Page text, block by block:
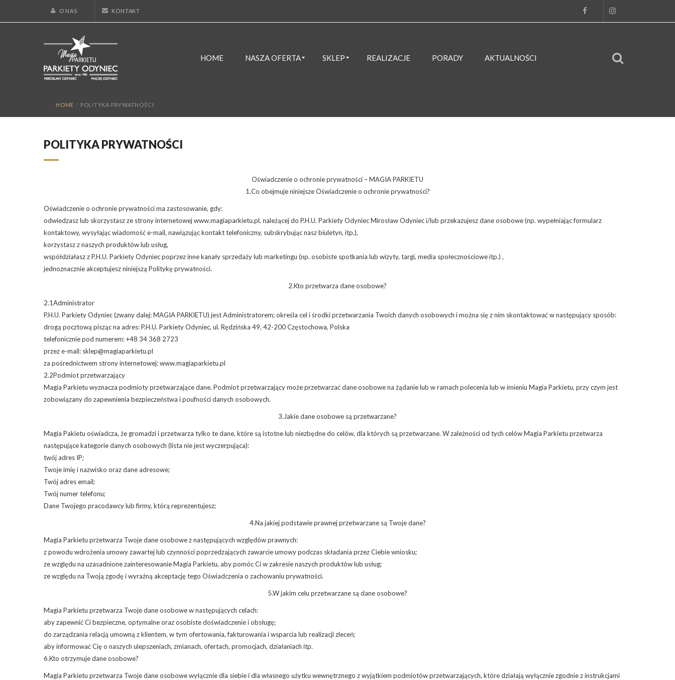
O NAS KONTAKT
HOME NASZA OFERTA SKLEP REALIZACJE PORADY AKTUALNOŚCI
HOME / POLITYKA PRYWATNOŚCI
POLITYKA PRYWATNOŚCI
Oświadczenie o ochronie prywatności – MAGIA PARKIETU
1.Co obejmuje niniejsze Oświadczenie o ochronie prywatności?
Oświadczenie o ochronie prywatności ma zastosowanie, gdy:
odwiedzasz lub skorzystasz ze strony internetowej www.magiaparkietu.pl, należącej do P.H.U. Parkiety Odyniec Mirosław Odyniec i/lub przekazujesz dane osobowe (np. wypełniając formularz
kontaktowy, wysyłając wiadomość e-mail, nawiązując kontakt telefoniczny, subskrybując nasz biuletyn, itp.),
korzystasz z naszych produktów lub usług,
współdziałasz z P.H.U. Parkiety Odyniec poprzez inne kanały sprzedaży lub marketingu (np. osobiste spotkania lub wizyty, targi, media społecznościowe itp.) ,
jednoznacznie akceptujesz niniejszą Politykę prywatności.
2.Kto przetwarza dane osobowe?
2.1Administrator
P.H.U. Parkiety Odyniec (zwany dalej: MAGIA PARKIETU) jest Administratorem; określa cel i środki przetwarzania Twoich danych osobowych i można się z nim skontaktować w następujący sposób:
drogą pocztową pisząc na adres: P.H.U. Parkiety Odyniec, ul. Rędzińska 49, 42-200 Częstochowa, Polska
telefonicznie pod numerem: +48 34 368 2723
przez e-mail: sklep@magiaparkietu.pl
za pośrednictwem strony internetowej: www.magiaparkietu.pl
2.2Podmiot przetwarzający
Magia Parkietu wyznacza podmioty przetwarzające dane. Podmiot przetwarzający może przetwarzać dane osobowe na żądanie lub w ramach polecenia lub w imieniu Magia Parkietu, przy czym jest
zobowiązany do zapewnienia bezpieczeństwa i poufności danych osobowych.
3.Jakie dane osobowe są przetwarzane?
Magia Pakietu oświadcza, że ​​gromadzi i przetwarza tylko te dane, które są istotne lub niezbędne do celów, dla których są przetwarzane. W zależności od tych celów Magia Parkietu przetwarza
następujące kategorie danych osobowych (lista nie jest wyczerpująca):
twój adres IP;
Twoje imię i nazwisko oraz dane adresowe;
Twój adres email;
Twój numer telefonu;
Dane Twojego pracodawcy lub firmy, którą reprezentujesz;
4.Na jakiej podstawie prawnej przetwarzane są Twoje dane?
Magia Parkietu przetwarza Twoje dane osobowe z następujących względów prawnych:
z powodu wdrożenia umowy zawartej lub czynności poprzedzających zawarcie umowy podczas składania przez Ciebie wniosku;
ze względu na uzasadnione zainteresowanie Magia Parkietu, aby pomóc Ci w zakresie naszych produktów lub usług;
ze względu na Twoją zgodę i wyraźną akceptację tego Oświadczenia o zachowaniu prywatności.
5.W jakim celu przetwarzane są dane osobowe?
Magia Parkietu przetwarza Twoje dane osobowe w następujących celach:
aby zapewnić Ci bezpieczne, optymalne oraz osobiste doświadczenie i obsługę;
do zarządzania relacją umowną z klientem, w tym ofertowania, fakturowania i wsparcia lub realizacji zleceń;
aby informować Cię o naszych ulepszeniach, zmianach, ofertach, promocjach, działaniach itp.
6.Kto otrzymuje dane osobowe?
Magia Parkietu przetwarza Twoje dane osobowe wyłącznie dla siebie i dla własnego użytku wewnętrznego z wyjątkiem podmiotów przetwarzających, które działają wyłącznie zgodnie z instrukcjami